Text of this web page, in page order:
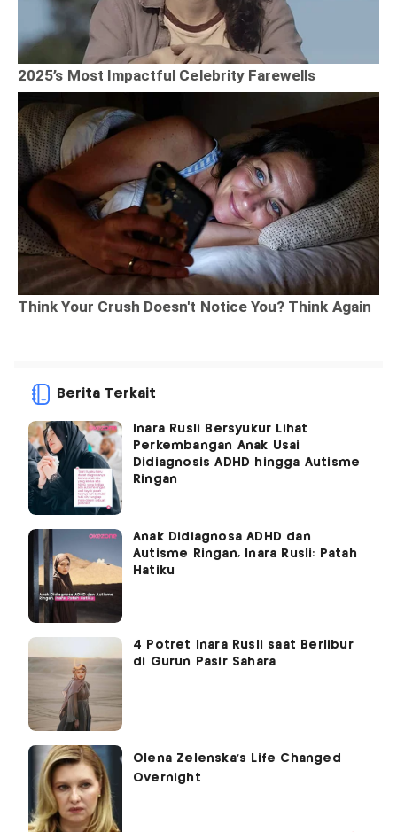
Berita Terkait
Inara Rusli Bersyukur Lihat
Perkembangan Anak Usai
Didiagnosis ADHD hingga Autisme
Ringan
Anak Didiagnosa ADHD dan
Autisme Ringan, Inara Rusli: Patah
Hatiku
4 Potret Inara Rusli saat Berlibur
di Gurun Pasir Sahara